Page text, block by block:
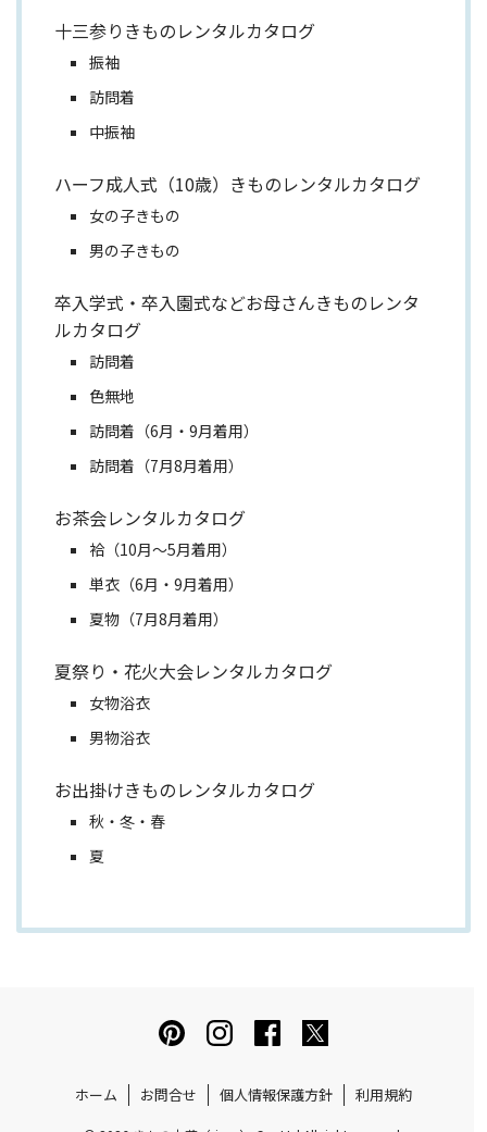
十三参りきものレンタルカタログ
振袖
訪問着
中振袖
ハーフ成人式（10歳）きものレンタルカタログ
女の子きもの
男の子きもの
卒入学式・卒入園式などお母さんきものレンタ
ルカタログ
訪問着
色無地
訪問着（6月・9月着用）
訪問着（7月8月着用）
お茶会レンタルカタログ
袷（10月～5月着用）
単衣（6月・9月着用）
夏物（7月8月着用）
夏祭り・花火大会レンタルカタログ
女物浴衣
男物浴衣
お出掛けきものレンタルカタログ
秋・冬・春
夏
ホーム お問合せ 個人情報保護方針 利用規約